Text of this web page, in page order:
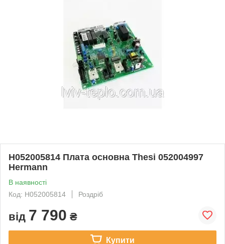
H052005814 Плата основна Thesi 052004997
Hermann
В наявності
Код: H052005814
Роздріб
від 7 790 ₴
Купити